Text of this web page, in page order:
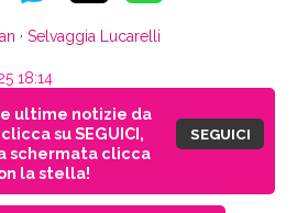
· Selvaggia Lucarelli
18:14
ultime notizie da
su SEGUICI,
schermata clicca
la stella!
SEGUICI